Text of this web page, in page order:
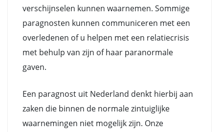
verschijnselen kunnen waarnemen. Sommige
paragnosten kunnen communiceren met een
overledenen of u helpen met een relatiecrisis
met behulp van zijn of haar paranormale
gaven.
Een paragnost uit Nederland denkt hierbij aan
zaken die binnen de normale zintuiglijke
waarnemingen niet mogelijk zijn. Onze